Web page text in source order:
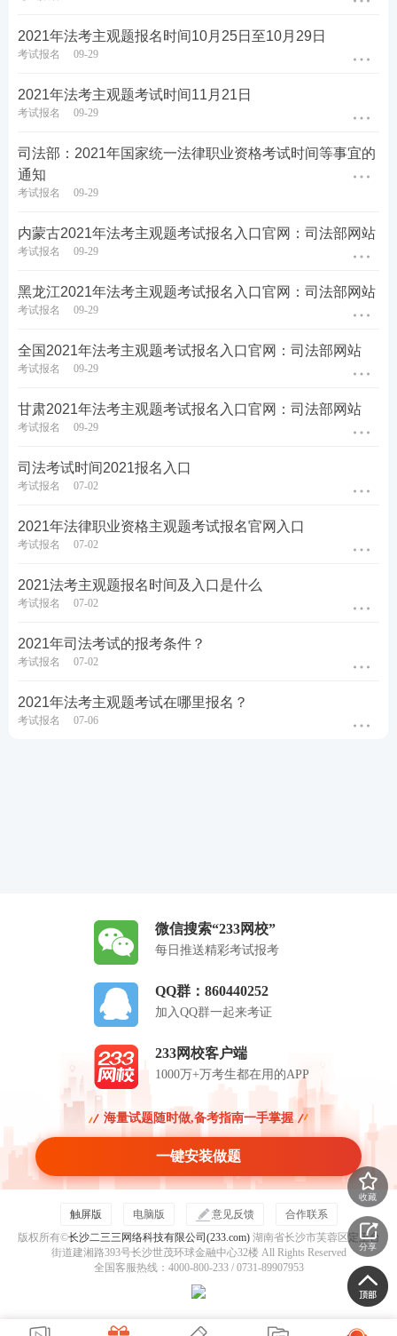
2021年法考主观题报名时间10月25日至10月29日
考试报名 09-29
2021年法考主观题考试时间11月21日
考试报名 09-29
司法部：2021年国家统一法律职业资格考试时间等事宜的
通知
考试报名 09-29
内蒙古2021年法考主观题考试报名入口官网：司法部网站
考试报名 09-29
黑龙江2021年法考主观题考试报名入口官网：司法部网站
考试报名 09-29
全国2021年法考主观题考试报名入口官网：司法部网站
考试报名 09-29
甘肃2021年法考主观题考试报名入口官网：司法部网站
考试报名 09-29
司法考试时间2021报名入口
考试报名 07-02
2021年法律职业资格主观题考试报名官网入口
考试报名 07-02
2021法考主观题报名时间及入口是什么
考试报名 07-02
2021年司法考试的报考条件？
考试报名 07-02
2021年法考主观题考试在哪里报名？
考试报名 07-06
微信搜索“233网校”
每日推送精彩考试报考
QQ群：860440252
加入QQ群一起来考证
233网校客户端
1000万+万考生都在用的APP
海量试题随时做,备考指南一手掌握
一键安装做题
触屏版 电脑版 意见反馈
合作联系
版权所有©长沙二三三网络科技有限公司(233.com)湖南省长沙市芙蓉区定王台
街道建湘路393号长沙世茂环球金融中心32楼 All Rights Reserved
全国客服热线：4000-800-233 / 0731-89907953
收藏
分享